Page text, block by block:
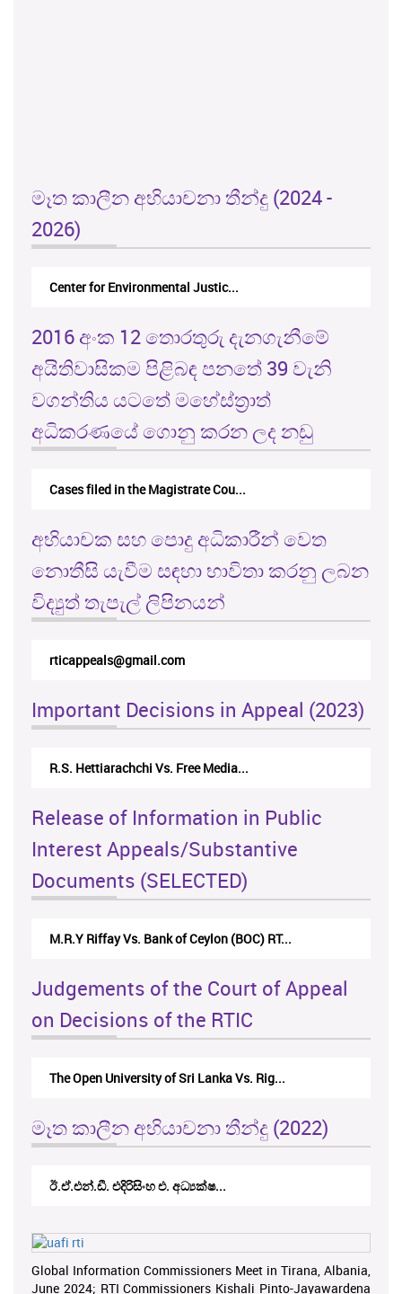
මෑත කාලීන අභියාචනා තීන්දු (2024 -
2026)
Center for Environmental Justic...
2016 අංක 12 තොරතුරු දැනගැනීමේ
අයිතිවාසිකම පිළිබඳ පනතේ 39 වැනි
වගන්තිය යටතේ මහේස්ත්‍රාත්
අධිකරණයේ ගොනු කරන ලද නඩු
Cases filed in the Magistrate Cou...
අභියාචක සහ පොදු අධිකාරීන් වෙත
නොතීසි යැවීම සඳහා භාවිතා කරනු ලබන
විද්‍යුත් තැපැල් ලිපිනයන්
rticappeals@gmail.com
Important Decisions in Appeal (2023)
R.S. Hettiarachchi Vs. Free Media...
Release of Information in Public
Interest Appeals/Substantive
Documents (SELECTED)
M.R.Y Riffay Vs. Bank of Ceylon (BOC) RT...
Judgements of the Court of Appeal
on Decisions of the RTIC
The Open University of Sri Lanka Vs. Rig...
මෑත කාලීන අභියාචනා තීන්දු (2022)
ඊ.ඒ.එන්.ඩී. එදිරිසිංහ එ. අධ්‍යක්ෂ...
Global Information Commissioners Meet in Tirana, Albania,
June 2024; RTI Commissioners Kishali Pinto-Jayawardena